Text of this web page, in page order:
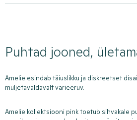
Puhtad jooned,
Amelie esindab täiuslikku ja diskreetset
muljetavaldavalt varieeruv.
Amelie kollektsiooni pink toetub sihvakale